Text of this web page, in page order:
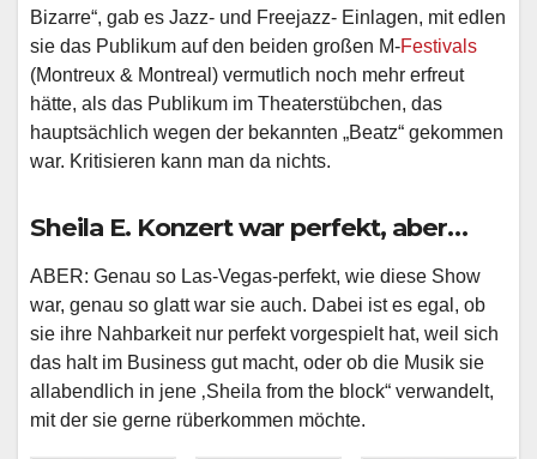
Bizarre“, gab es Jazz- und Freejazz- Einlagen, mit edlen
sie das Publikum auf den beiden großen M-Festivals
(Montreux & Montreal) vermutlich noch mehr erfreut
hätte, als das Publikum im Theaterstübchen, das
hauptsächlich wegen der bekannten „Beatz“ gekommen
war. Kritisieren kann man da nichts.
Sheila E. Konzert war perfekt, aber…
ABER: Genau so Las-Vegas-perfekt, wie diese Show
war, genau so glatt war sie auch. Dabei ist es egal, ob
sie ihre Nahbarkeit nur perfekt vorgespielt hat, weil sich
das halt im Business gut macht, oder ob die Musik sie
allabendlich in jene ‚Sheila from the block“ verwandelt,
mit der sie gerne rüberkommen möchte.